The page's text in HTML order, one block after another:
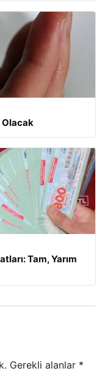
Olacak
Tam, Yarım
Gerekli alanlar *